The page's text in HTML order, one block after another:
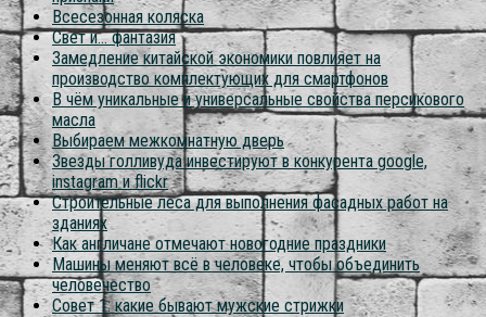
Всесезонная коляска
Свет и… фантазия
Замедление китайской экономики повлияет на
производство комплектующих для смартфонов
В чём уникальные и универсальные свойства персикового
масла
Выбираем межкомнатную дверь
Звезды голливуда инвестируют в конкурента google,
instagram и flickr
Строительные леса для выполнения фасадных работ на
зданиях
Как англичане отмечают новогодние праздники
Машины меняют всё в человеке, чтобы объединить
человечество
Совет 1: какие бывают мужские стрижки